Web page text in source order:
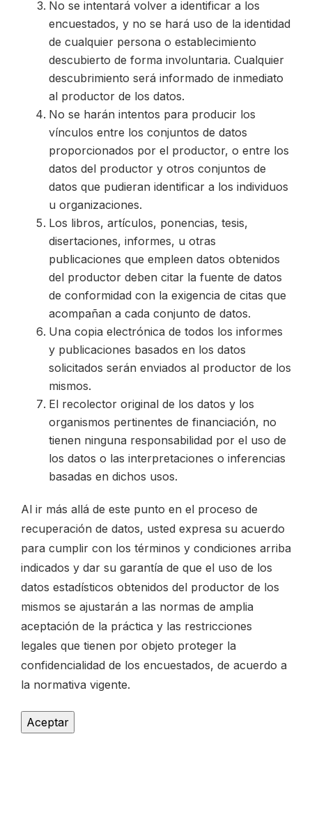
No se intentará volver a identificar a los
encuestados, y no se hará uso de la identidad
de cualquier persona o establecimiento
descubierto de forma involuntaria. Cualquier
descubrimiento será informado de inmediato
al productor de los datos.
No se harán intentos para producir los
vínculos entre los conjuntos de datos
proporcionados por el productor, o entre los
datos del productor y otros conjuntos de
datos que pudieran identificar a los individuos
u organizaciones.
Los libros, artículos, ponencias, tesis,
disertaciones, informes, u otras
publicaciones que empleen datos obtenidos
del productor deben citar la fuente de datos
de conformidad con la exigencia de citas que
acompañan a cada conjunto de datos.
Una copia electrónica de todos los informes
y publicaciones basados en los datos
solicitados serán enviados al productor de los
mismos.
El recolector original de los datos y los
organismos pertinentes de financiación, no
tienen ninguna responsabilidad por el uso de
los datos o las interpretaciones o inferencias
basadas en dichos usos.
Al ir más allá de este punto en el proceso de
recuperación de datos, usted expresa su acuerdo
para cumplir con los términos y condiciones arriba
indicados y dar su garantía de que el uso de los
datos estadísticos obtenidos del productor de los
mismos se ajustarán a las normas de amplia
aceptación de la práctica y las restricciones
legales que tienen por objeto proteger la
confidencialidad de los encuestados, de acuerdo a
la normativa vigente.